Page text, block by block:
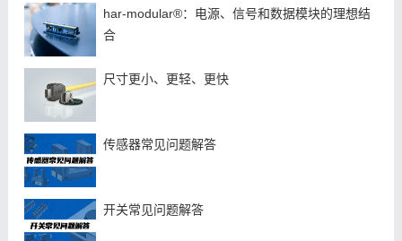
har-modular®：电源、信号和数据模块的理想结
合
尺寸更小、更轻、更快
​传感器常见问题解答
开关常见问题解答